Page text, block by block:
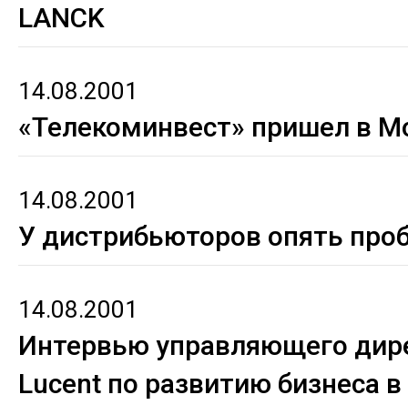
LANCK
14.08.2001
«Телекоминвест» пришел в
14.08.2001
У дистрибьюторов опять
14.08.2001
Интервью управляющего
Lucent по развитию бизнеса в